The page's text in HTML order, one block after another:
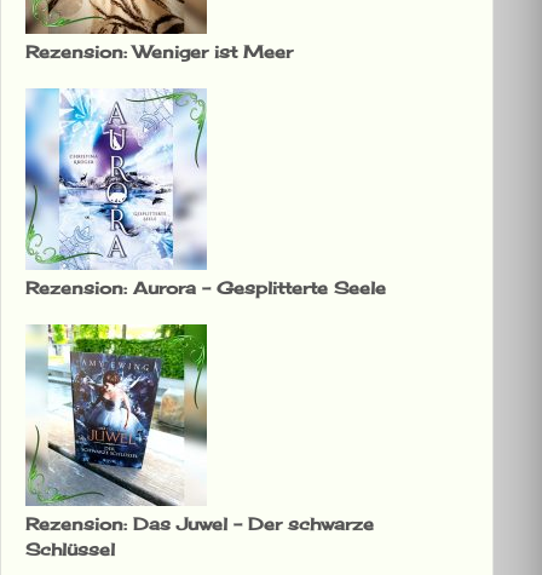
Rezension: Weniger ist Meer
Rezension: Aurora – Gesplitterte Seele
Rezension: Das Juwel – Der schwarze
Schlüssel